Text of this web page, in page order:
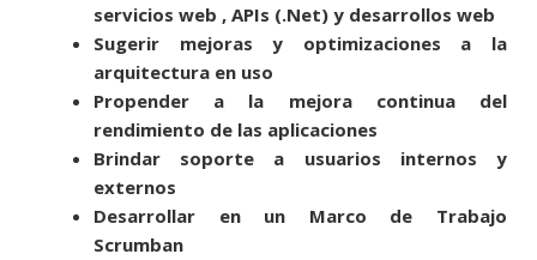
servicios web , APIs (.Net) y desarrollos web
Sugerir mejoras y optimizaciones a la
arquitectura en uso
Propender a la mejora continua del
rendimiento de las aplicaciones
Brindar soporte a usuarios internos y
externos
Desarrollar en un Marco de Trabajo
Scrumban